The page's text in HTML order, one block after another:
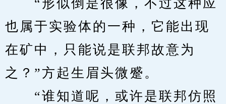
“形似倒是很像，不过这种应
也属于实验体的一种，它能出现
在矿中，只能说是联邦故意为
之？”方起生眉头微蹙。
“谁知道呢，或许是联邦仿照